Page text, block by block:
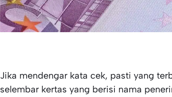
Jika mendengar kata cek, pasti yang
selembar kertas yang berisi nama